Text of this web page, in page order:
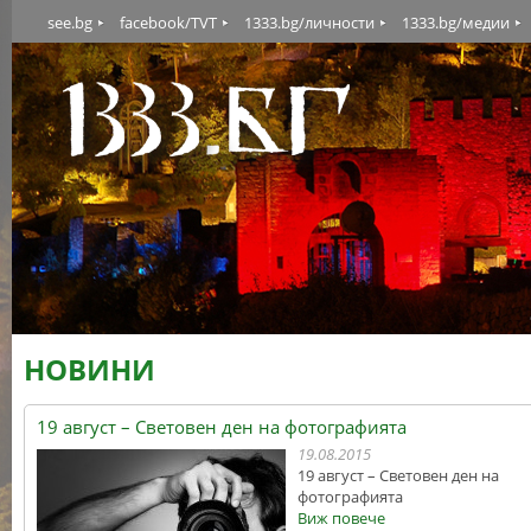
see.bg facebook/TVT 1333.bg/личности 1333.bg/медии
НОВИНИ
19 август – Световен ден на фотографията
19.08.2015
19 август – Световен ден на
фотографията
Виж повече